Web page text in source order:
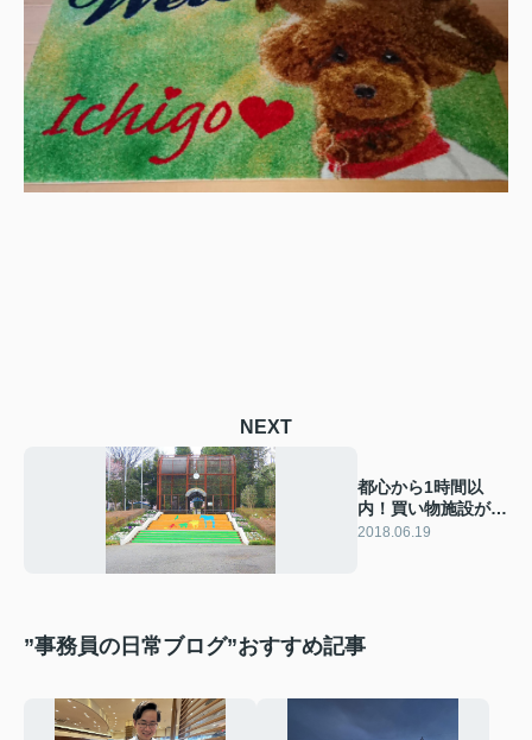
NEXT
都心から1時間以
内！買い物施設が充
実し住みやすい街
2018.06.19
”事務員の日常ブログ”おすすめ記事